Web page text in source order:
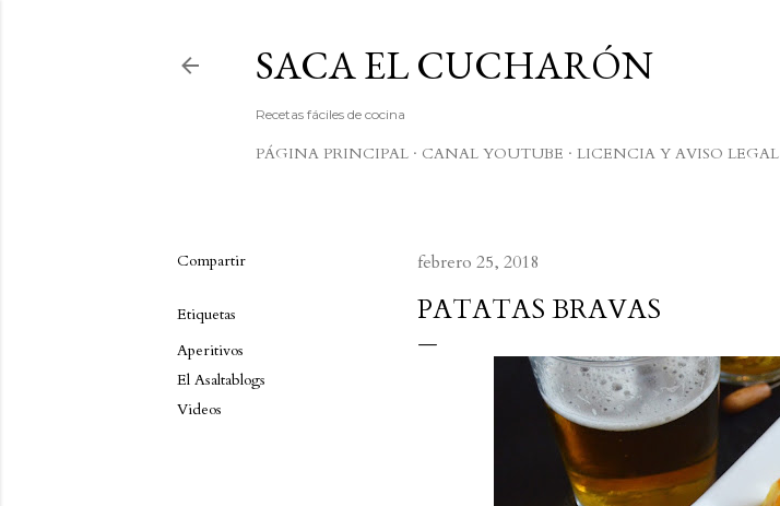
SACA EL CUCHARÓN
Recetas fáciles de cocina
PÁGINA PRINCIPAL CANAL YOUTUBE LICENCIA Y AVISO LEGAL
Compartir
Etiquetas
Aperitivos
El Asaltablogs
Videos
febrero 25, 2018
PATATAS BRAVAS